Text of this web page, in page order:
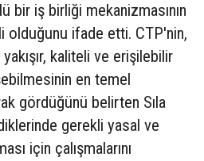
bir iş birliği mekanizmasının
olduğunu ifade etti. CTP'nin,
kaliteli ve erişilebilir
en temel
gördüğünü belirten Sıla
gerekli yasal ve
için çalışmalarını